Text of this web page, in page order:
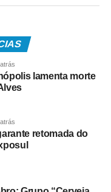
levado ao Hospital
permaneceu sob
foi atendida pela
às avaliações
Share
lamenta morte
retomada do